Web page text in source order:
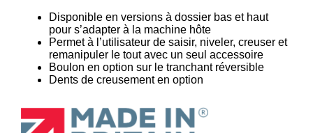
Disponible en versions à dossier bas et haut
pour s’adapter à la machine hôte
Permet à l’utilisateur de saisir, niveler, creuser et
remanipuler le tout avec un seul accessoire
Boulon en option sur le tranchant réversible
Dents de creusement en option